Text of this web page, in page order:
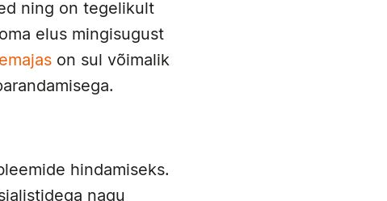
ning on tegelikult
elus mingisugust
on sul võimalik
hindamiseks.
nagu